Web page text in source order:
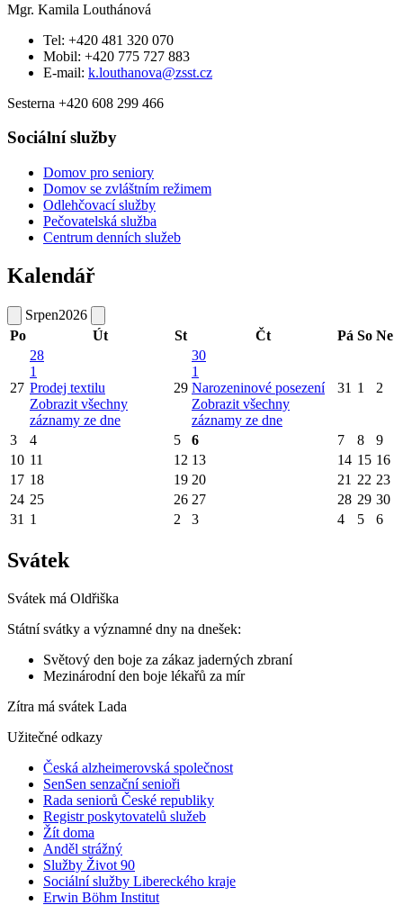
Mgr. Kamila Louthánová
Tel: +420 481 320 070
Mobil: +420 775 727 883
E-mail: k.louthanova@zsst.cz
Sesterna +420 608 299 466
Sociální služby
Domov pro seniory
Domov se zvláštním režimem
Odlehčovací služby
Pečovatelská služba
Centrum denních služeb
Kalendář
Srpen2026
Po
Út St Čt Pá So Ne
27
28
1
Prodej textilu
Zobrazit všechny
záznamy ze dne
29
30
1
Narozeninové posezení
Zobrazit všechny
záznamy ze dne
31 1 2
3 4 5 6 7 8
9
10 11 12 13 14 15 16
17 18 19 20 21 22 23
24 25 26 27 28 29 30
31 1 2 3 4 5 6
Svátek
Svátek má Oldřiška
Státní svátky a významné dny na dnešek:
Světový den boje za zákaz jaderných zbraní
Mezinárodní den boje lékařů za mír
Zítra má svátek Lada
Užitečné odkazy
Česká alzheimerovská společnost
SenSen senzační senioři
Rada seniorů České republiky
Registr poskytovatelů služeb
Žít doma
Anděl strážný
Služby Život 90
Sociální služby Libereckého kraje
Erwin Böhm Institut